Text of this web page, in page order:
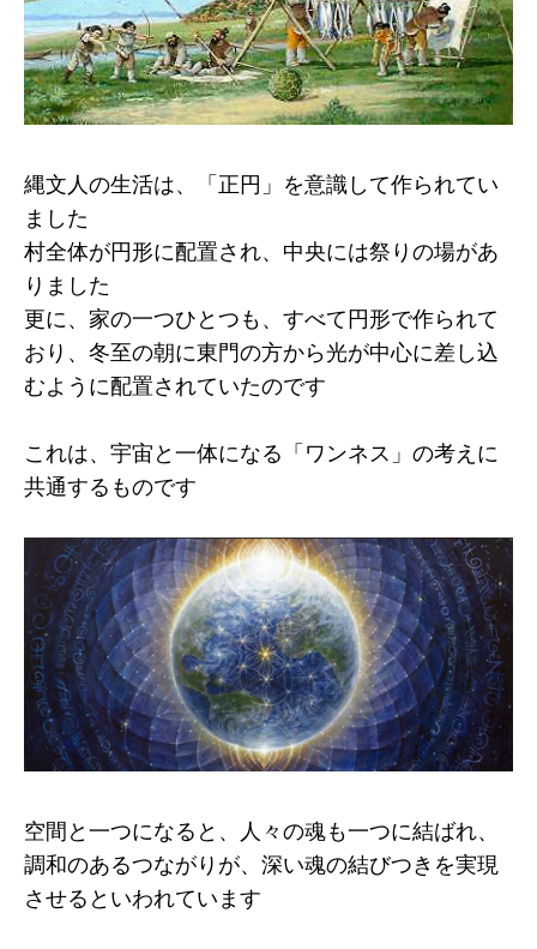
縄文人の生活は、「正円」を意識して作られてい
ました
村全体が円形に配置され、中央には祭りの場があ
りました
更に、家の一つひとつも、すべて円形で作られて
おり、冬至の朝に東門の方から光が中心に差し込
むように配置されていたのです
これは、宇宙と一体になる「ワンネス」の考えに
共通するものです
空間と一つになると、人々の魂も一つに結ばれ、
調和のあるつながりが、深い魂の結びつきを実現
させるといわれています